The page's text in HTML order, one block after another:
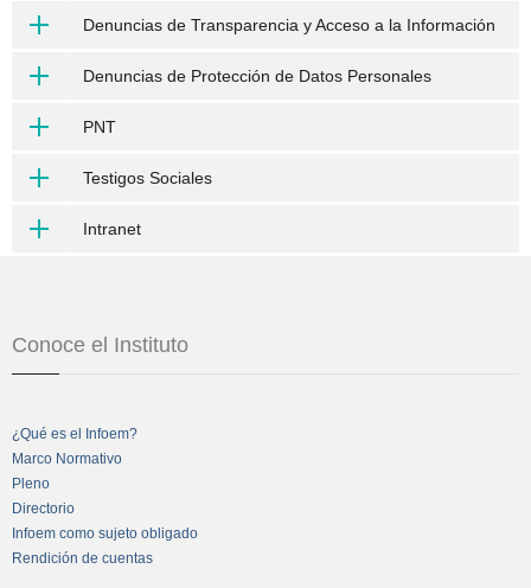
Denuncias de Transparencia y Acceso a la Información
Denuncias de Protección de Datos Personales
PNT
Testigos Sociales
Intranet
Conoce el Instituto
¿Qué es el Infoem?
Marco Normativo
Pleno
Directorio
Infoem como sujeto obligado
Rendición de cuentas